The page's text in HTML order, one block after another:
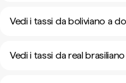
Vedi i tassi da boliviano a
Vedi i tassi da real